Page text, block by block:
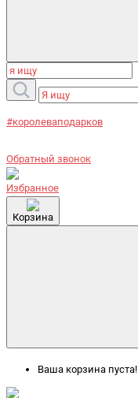
#королеваподарков
Обратный звонок
Избранное
Корзина
Ваша корзина пуста!